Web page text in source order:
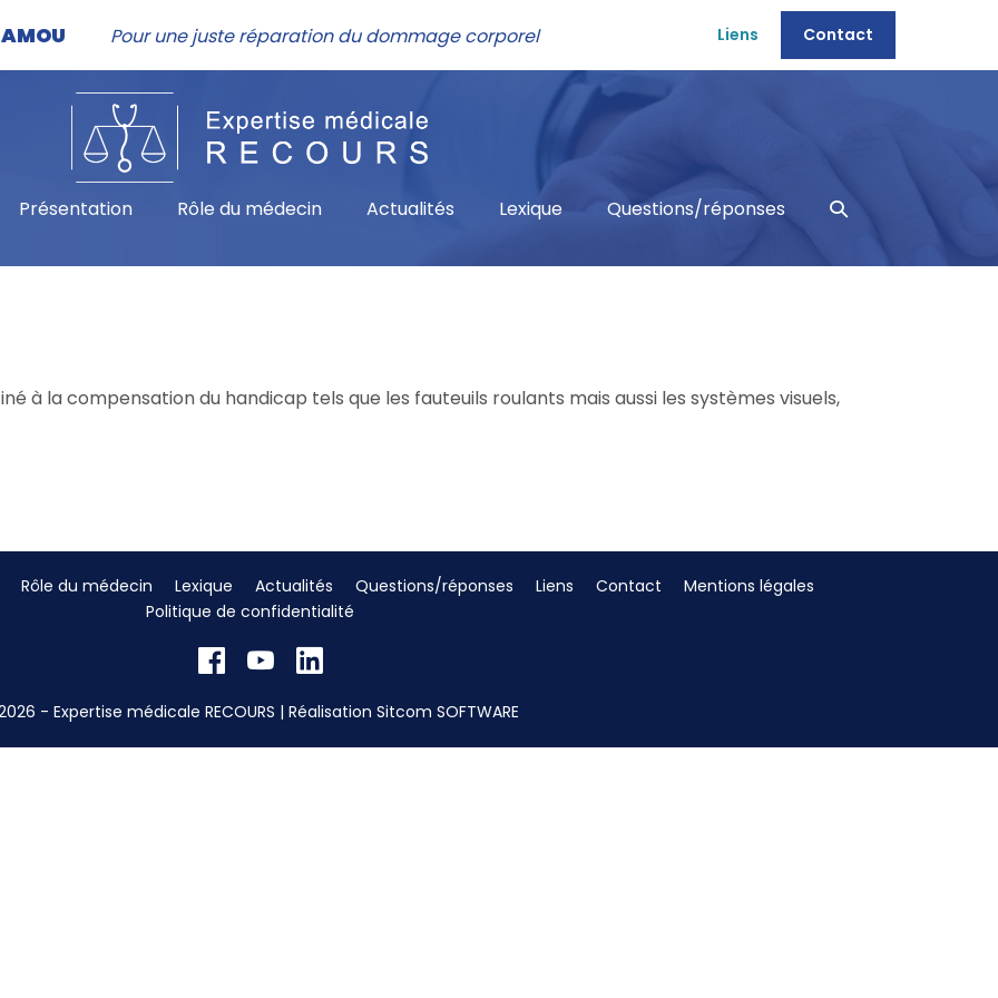
Pour une juste réparation du dommage corporel Liens Contact
Présentation Rôle du médecin Actualités Lexique Questions/réponses
Basculer
recherche
à la compensation du handicap tels que les fauteuils roulants mais aussi les systèmes visuels,
Rôle du médecin Lexique Actualités Questions/réponses Liens Contact
Mentions légales
Politique de confidentialité
- Expertise médicale RECOURS | Réalisation Sitcom SOFTWARE